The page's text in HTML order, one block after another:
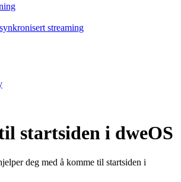
streaming
startsiden i dweOS
deg med å komme til startsiden i